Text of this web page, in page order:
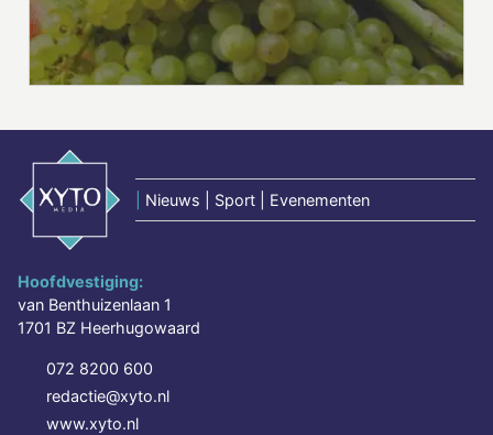
Nieuws | Sport | Evenementen
Hoofdvestiging:
van Benthuizenlaan 1
1701 BZ Heerhugowaard
072 8200 600
redactie@xyto.nl
www.xyto.nl